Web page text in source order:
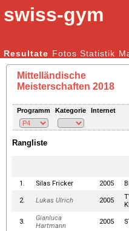
swiss-gym
Kunstturnen Männer |
Resultate Fotos Statistik
Mittelländische
Meisterschaften 2018
Programm Kategorie Internet
Rangliste
1. Silas Fricker 2005
2. Lukas Ulrich 2005
3.
Gianluca
Hartmann
2005